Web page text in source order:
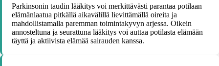
Parkinsonin taudin lääkitys voi merkittävästi parantaa potilaan
elämänlaatua pitkällä aikavälillä lievittämällä oireita ja
mahdollistamalla paremman toimintakyvyn arjessa. Oikein
annosteltuna ja seurattuna lääkitys voi auttaa potilasta elämään
täyttä ja aktiivista elämää sairauden kanssa.